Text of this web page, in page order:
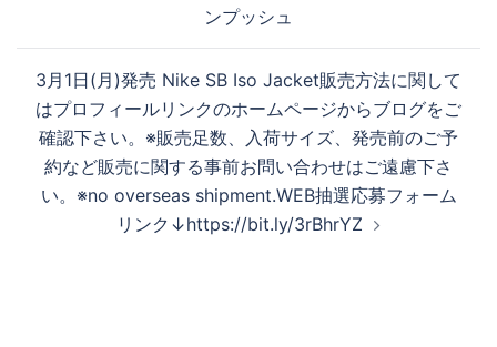
ョ
ン
ンプッシュ
3月1日(月)発売 Nike SB Iso Jacket 販売方法に関して
はプロフィールリンクのホームページからブログをご
確認下さい。 ※販売足数、入荷サイズ、発売前のご予
約など販売に関する事前お問い合わせはご遠慮下さ
い。 ※no overseas shipment. WEB抽選応募フォーム
リンク ↓ https://bit.ly/3rBhrYZ